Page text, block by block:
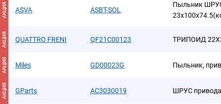
АКЦИЯ ASVA ASBT-SOL
Пыльник
АКЦИЯ QUATTRO FRENI QF21C00123 ТРИПОИД
АКЦИЯ Miles GD00023G Пыльник,
АКЦИЯ GParts AC3030019 ШРУС привода